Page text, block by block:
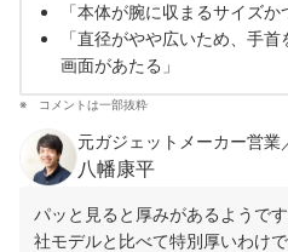
「本体が腕に収まるサイズ
「直径がやや広いため、手
画面があたる」
コメントは一部抜粋
元ガジェットメーカー営業
八幡康平
パッと見ると厚みがあるようで
社モデルと比べて特別厚いわけ